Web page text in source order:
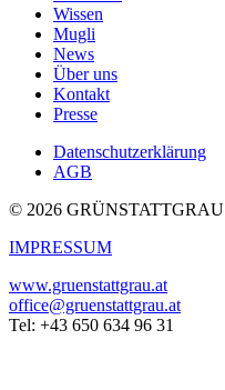
Wissen
Mugli
News
Über uns
Kontakt
Presse
Datenschutzerklärung
AGB
© 2026 GRÜNSTATTGRAU
IMPRESSUM
www.gruenstattgrau.at
office@gruenstattgrau.at
Tel: +43 650 634 96 31